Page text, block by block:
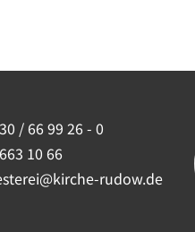
/ 66 99 26 - 0
10 66
rudow.de